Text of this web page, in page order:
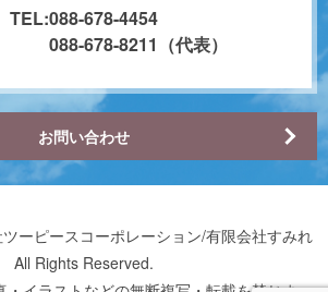
TEL:088-678-4454
8211（代表）
お問い合わせ
ーピースコーポレーション/有限会社すみれ
All Rights Reserved.